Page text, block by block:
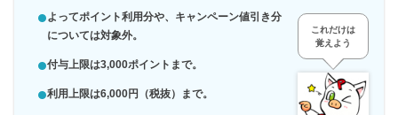
よってポイント利用分や、キャンペーン値引き分
については対象外。
付与上限は3,000ポイントまで。
利用上限は6,000円（税抜）まで。
これだけは
覚えよう